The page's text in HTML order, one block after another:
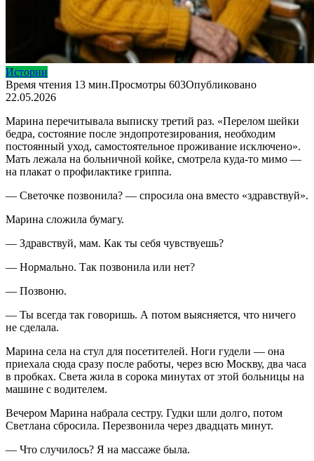
Истории
Время чтения 13 мин.Просмотры 603Опубликовано
22.05.2026
Марина перечитывала выписку третий раз. «Перелом шейки
бедра, состояние после эндопротезирования, необходим
постоянный уход, самостоятельное проживание исключено».
Мать лежала на больничной койке, смотрела куда-то мимо —
на плакат о профилактике гриппа.
— Светочке позвонила? — спросила она вместо «здравствуй».
Марина сложила бумагу.
— Здравствуй, мам. Как ты себя чувствуешь?
— Нормально. Так позвонила или нет?
— Позвоню.
— Ты всегда так говоришь. А потом выясняется, что ничего
не сделала.
Марина села на стул для посетителей. Ноги гудели — она
приехала сюда сразу после работы, через всю Москву, два часа
в пробках. Света жила в сорока минутах от этой больницы на
машине с водителем.
Вечером Марина набрала сестру. Гудки шли долго, потом
Светлана сбросила. Перезвонила через двадцать минут.
— Что случилось? Я на массаже была.